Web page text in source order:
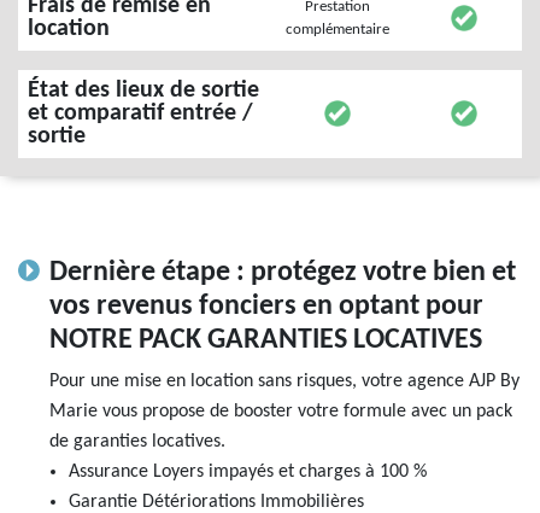
Frais de remise en
location
Prestation
complémentaire
État des lieux de sortie
et comparatif entrée /
sortie
Dernière étape : protégez votre bien et
vos revenus fonciers en optant pour
NOTRE PACK GARANTIES LOCATIVES
Pour une mise en location sans risques, votre agence AJP By
Marie vous propose de booster votre formule avec un pack
de garanties locatives.
Assurance Loyers impayés et charges à 100 %
Garantie Détériorations Immobilières